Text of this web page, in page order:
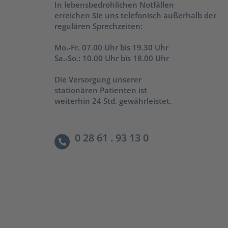
In lebensbedrohlichen Notfällen
erreichen Sie uns telefonisch außerhalb der
regulären Sprechzeiten:
Mo.-Fr. 07.00 Uhr bis 19.30 Uhr
Sa.-So.: 10.00 Uhr bis 18.00 Uhr
Die Versorgung unserer
stationären Patienten ist
weiterhin 24 Std. gewährleistet.
0 28 61 . 93 13 0